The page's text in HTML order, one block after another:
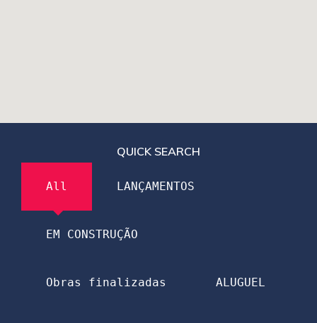
QUICK SEARCH
All LANÇAMENTOS
EM CONSTRUÇÃO
Obras finalizadas ALUGUEL